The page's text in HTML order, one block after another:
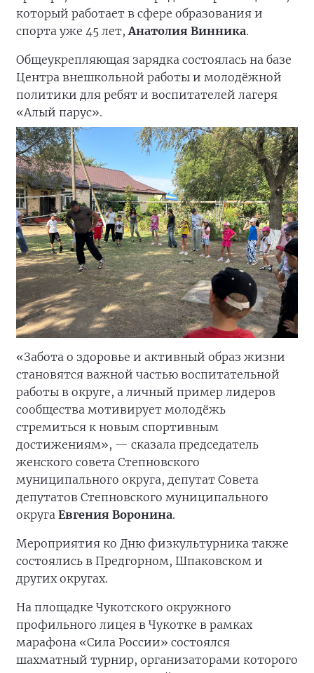
который работает в сфере образования и
спорта уже 45 лет, Анатолия Винника.
Общеукрепляющая зарядка состоялась на базе
Центра внешкольной работы и молодёжной
политики для ребят и воспитателей лагеря
«Алый парус».
«Забота о здоровье и активный образ жизни
становятся важной частью воспитательной
работы в округе, а личный пример лидеров
сообщества мотивирует молодёжь
стремиться к новым спортивным
достижениям», — сказала председатель
женского совета Степновского
муниципального округа, депутат Совета
депутатов Степновского муниципального
округа Евгения Воронина.
Мероприятия ко Дню физкультурника также
состоялись в Предгорном, Шпаковском и
других округах.
На площадке Чукотского окружного
профильного лицея в Чукотке в рамках
марафона «Сила России» состоялся
шахматный турнир, организаторами которого